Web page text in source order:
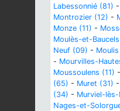
Labessonnié (81) -
Montrozier (12) -
Monze (11) -
Moulès-et-
Neuf (09) -
- Mourvilles-
Moussoulens (11) -
(65) - Muret (31) -
(34) - Murviel-
Nages-et-